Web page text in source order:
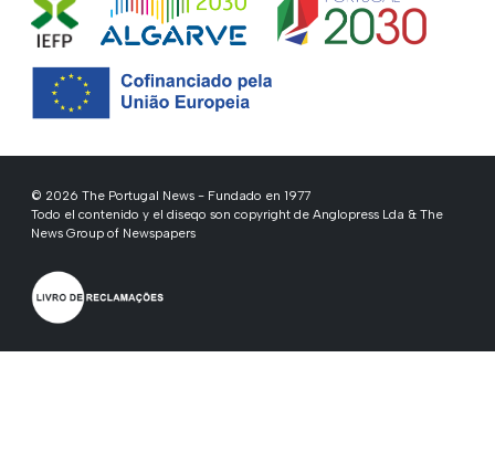
© 2026 The Portugal News - Fundado en 1977
Todo el contenido y el diseqo son copyright de Anglopress Lda & The
News Group of Newspapers